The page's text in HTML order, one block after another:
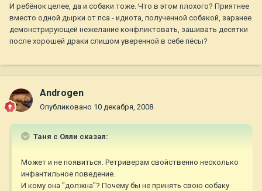
И ребёнок целее, да и собаки тоже. Что в этом плохого? Приятнее
вместо одной дырки от пса - идиота, полученной собакой, заранее
демонстрирующей нежелание конфликтовать, зашивать десятки
после хорошей драки слишом уверенной в себе пёсы?
Androgen
Опубликовано 10 декабря, 2008
Таня с Олли сказал:
Может и не появиться. Ретриверам свойственно несколько
инфантильное поведение.
И кому она "должна"? Почему бы не принять свою собаку